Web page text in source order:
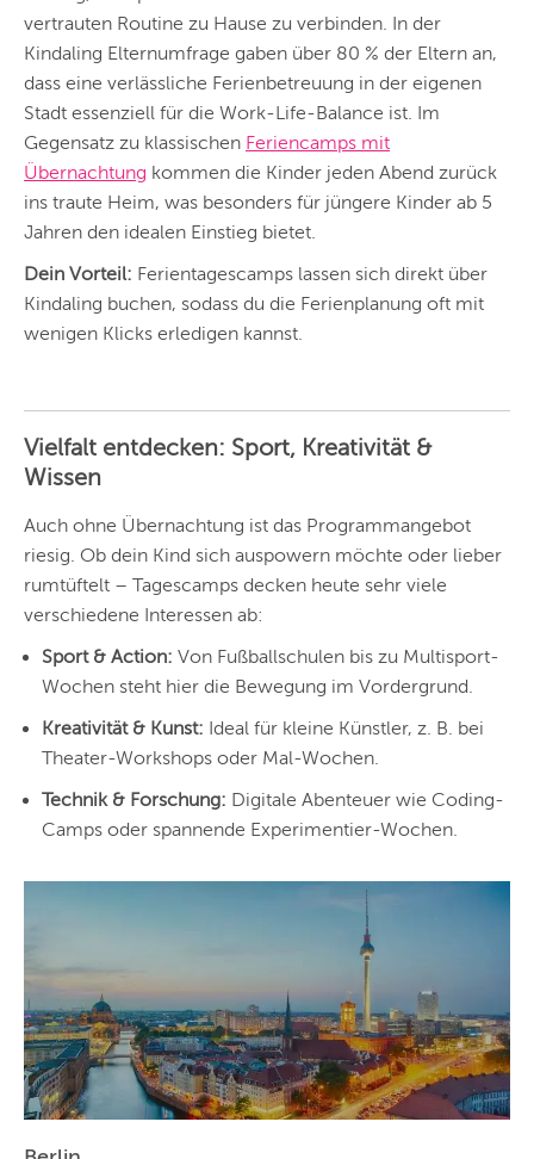
BERLIN
MÜNCHEN
FRANKFURT
KÖLN
DÜSSELDORF
HANNOVER
LEIPZIG
NÜRNBERG
ZÜRICH
vertrauten Routine zu Hause zu verbinden. In der
Kindaling Elternumfrage gaben über 80 % der Eltern an,
dass eine verlässliche Ferienbetreuung in der eigenen
Stadt essenziell für die Work-Life-Balance ist. Im
Gegensatz zu klassischen Feriencamps mit
Übernachtung kommen die Kinder jeden Abend zurück
ins traute Heim, was besonders für jüngere Kinder ab 5
Jahren den idealen Einstieg bietet.
Dein Vorteil: Ferientagescamps lassen sich direkt über
Kindaling buchen, sodass du die Ferienplanung oft mit
wenigen Klicks erledigen kannst.
Vielfalt entdecken: Sport, Kreativität &
Wissen
Auch ohne Übernachtung ist das Programmangebot
riesig. Ob dein Kind sich auspowern möchte oder lieber
rumtüftelt – Tagescamps decken heute sehr viele
verschiedene Interessen ab:
Sport & Action: Von Fußballschulen bis zu Multisport-
Wochen steht hier die Bewegung im Vordergrund.
Kreativität & Kunst: Ideal für kleine Künstler, z. B. bei
Theater-Workshops oder Mal-Wochen.
Technik & Forschung: Digitale Abenteuer wie Coding-
Camps oder spannende Experimentier-Wochen.